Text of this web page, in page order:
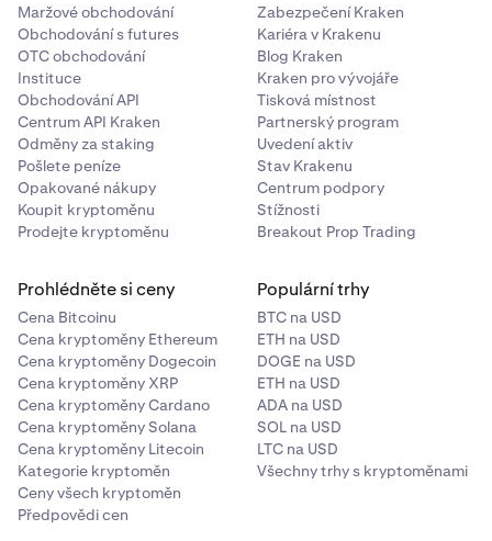
Maržové obchodování
Obchodování s futures
OTC obchodování
Instituce
Obchodování API
Centrum API Kraken
Odměny za staking
Pošlete peníze
Opakované nákupy
Koupit kryptoměnu
Prodejte kryptoměnu
Zabezpečení Kraken
Kariéra v Krakenu
Blog Kraken
Kraken pro vývojáře
Tisková místnost
Partnerský program
Uvedení aktiv
Stav Krakenu
Centrum podpory
Stížnosti
Breakout Prop Trading
Prohlédněte si ceny
Cena Bitcoinu
Cena kryptoměny Ethereum
Cena kryptoměny Dogecoin
Cena kryptoměny XRP
Cena kryptoměny Cardano
Cena kryptoměny Solana
Cena kryptoměny Litecoin
Kategorie kryptoměn
Ceny všech kryptoměn
Předpovědi cen
Populární trhy
BTC na USD
ETH na USD
DOGE na USD
ETH na USD
ADA na USD
SOL na USD
LTC na USD
Všechny trhy s kryptoměnami